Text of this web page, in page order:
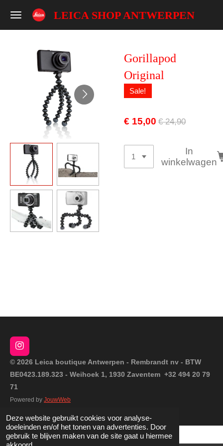
Deze website gebruikt cookies voor analyse-
doeleinden en/of het tonen van advertenties. Door
gebruik te blijven maken van de site gaat u hiermee
Ga
hoofdinhoud
LEICA SHOP ANTWERPEN
Gorillapod
Original
Sale!
€ 15,00 € 24,90
In
winkelwagen
I
n
t
r
m
© 2026 Leica boutique Antwerpen - Rembrandt nv - BTW
BE0423.189.323 - Weihoek 1, 1930 Zaventem +32 494 20 79
71
Powered by JouwWeb